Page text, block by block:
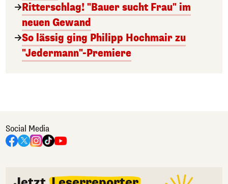
Ritterschlag! "Bauer sucht Frau" im
neuen Gewand
So lässig ging Philipp Hochmair zu
"Jedermann"-Premiere
Social Media